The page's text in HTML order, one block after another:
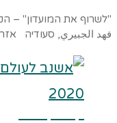
"לשרוף את המועדון" –
فهد الجبيري, סעודיה